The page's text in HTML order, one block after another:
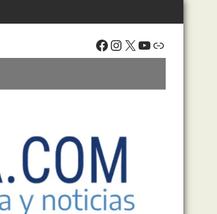
Facebook
Instagram
X YouTube
Enlace